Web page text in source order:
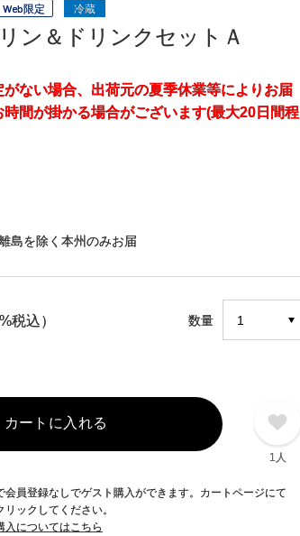
Web限定 冷蔵
リン＆ドリンクセットＡ
がない場合、出荷元の夏季休業等によりお届
時間が掛かる場合がございます(最大20日間程
島を除く本州のみお届
税込） 数量
カートに入れる
1人
会員登録なしでゲスト購入ができます。カートページにて
ックしてください。
についてはこちら